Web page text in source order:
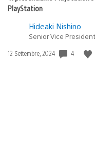
PlayStation
Hideaki Nishino
Senior Vice
Data
12 Settembre, 2024 4